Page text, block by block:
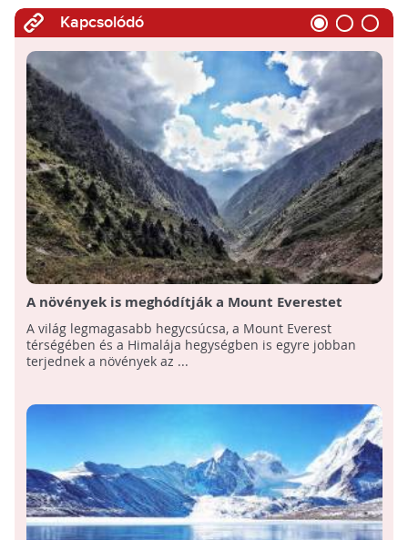
Kapcsolódó
A növények is meghódítják a Mount Everestet
A világ legmagasabb hegycsúcsa, a Mount Everest
térségében és a Himalája hegységben is egyre jobban
terjednek a növények az ...